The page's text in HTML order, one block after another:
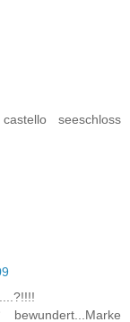
seeschloss